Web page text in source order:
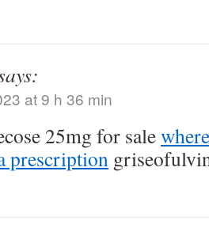
at 9 h 36 min
25mg for sale
prescription